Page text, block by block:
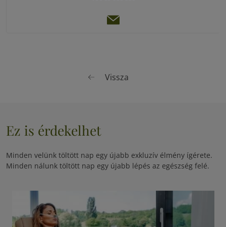
Vissza
Ez is érdekelhet
Minden velünk töltött nap egy újabb exkluzív élmény ígérete.
Minden nálunk töltött nap egy újabb lépés az egészség felé.